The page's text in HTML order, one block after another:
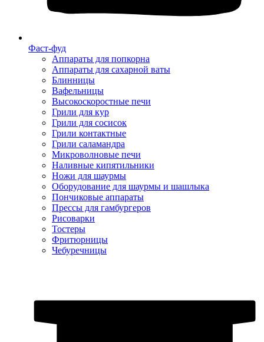
Фаст-фуд
Аппараты для попкорна
Аппараты для сахарной ваты
Блинницы
Вафельницы
Высокоскоростные печи
Грили для кур
Грили для сосисок
Грили контактные
Грили саламандра
Микроволновые печи
Наливные кипятильники
Ножи для шаурмы
Оборудование для шаурмы и шашлыка
Пончиковые аппараты
Прессы для гамбургеров
Рисоварки
Тостеры
Фритюрницы
Чебуречницы